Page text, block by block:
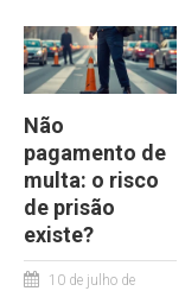
Não
pagamento de
multa: o risco
de prisão
existe?
10 de julho de